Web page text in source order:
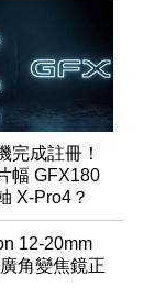
完成註冊！
幅 GFX180
X-Pro4？
12-20mm
角變焦鏡正